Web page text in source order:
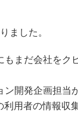
ました。
もまだ会社をク
ン開発企画担当
用者の情報収